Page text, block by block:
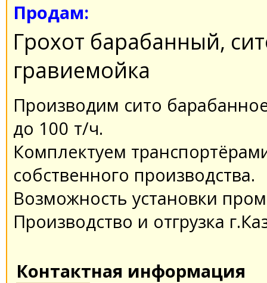
Продам:
Грохот барабанный,
гравиемойка
Производим сито
до 100 т/ч.
Комплектуем
собственного производства.
Возможность установки
Производство и отгрузка
Контактная информация